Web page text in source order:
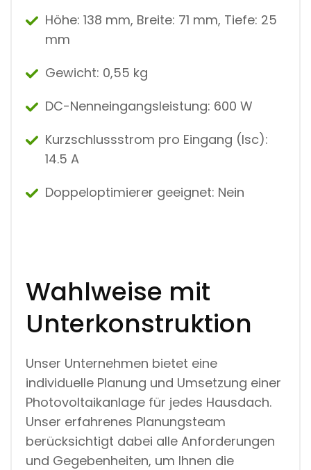
Höhe: 138 mm, Breite: 71 mm, Tiefe: 25
mm
Gewicht: 0,55 kg
DC-Nenneingangsleistung: 600 W
Kurzschlussstrom pro Eingang (Isc):
14.5 A
Doppeloptimierer geeignet: Nein
Wahlweise mit
Unterkonstruktion
Unser Unternehmen bietet eine
individuelle Planung und Umsetzung einer
Photovoltaikanlage für jedes Hausdach.
Unser erfahrenes Planungsteam
berücksichtigt dabei alle Anforderungen
und Gegebenheiten, um Ihnen die